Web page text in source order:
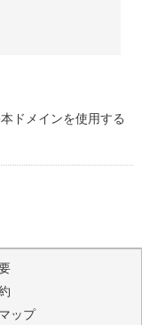
ドメインを使用する
ップ